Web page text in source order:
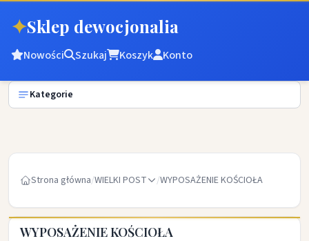
✦Sklep dewocjonalia
Nowości Szukaj Koszyk Konto
Kategorie
Strona główna/WIELKI POST /WYPOSAŻENIE KOŚCIOŁA
WYPOSAŻENIE KOŚCIOŁA